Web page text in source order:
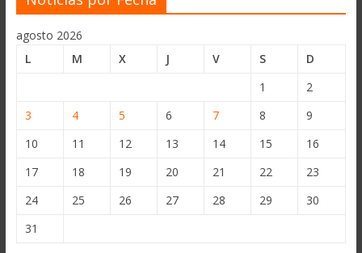
agosto 2026
L
M X J V S
D
1
2
3
4 5 6 7 8
9
10
11 12 13 14 15
16
17
18 19 20 21 22
23
24
25 26 27 28 29
30
31